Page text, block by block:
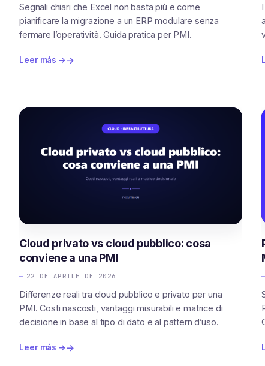
Segnali chiari che Excel non basta più e come
pianificare la migrazione a un ERP modulare senza
fermare l’operatività. Guida pratica per PMI.
Leer más →
Cloud privato vs cloud pubblico: cosa
conviene a una PMI
22 DE APRILE DE 2026
Differenze reali tra cloud pubblico e privato per una
PMI. Costi nascosti, vantaggi misurabili e matrice di
decisione in base al tipo di dato e al pattern d’uso.
Leer más →